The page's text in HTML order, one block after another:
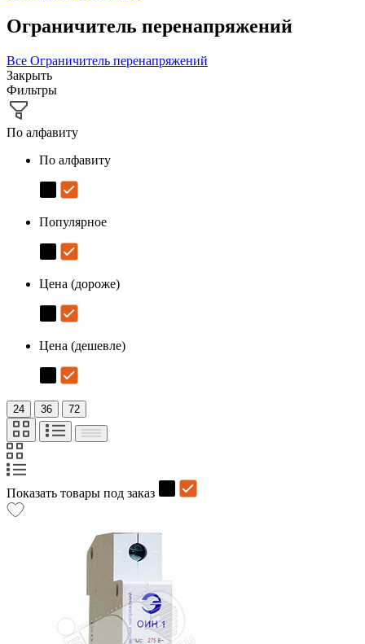
Ограничитель перенапряжений
Все Ограничитель перенапряжений
Закрыть
Фильтры
По алфавиту
По алфавиту
Популярное
Цена (дороже)
Цена (дешевле)
24 36 72
Показать товары под заказ